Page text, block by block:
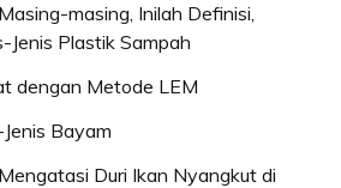
masing, Inilah Definisi,
Jenis Plastik Sampah
dengan Metode LEM
Bayam
Duri Ikan Nyangkut di